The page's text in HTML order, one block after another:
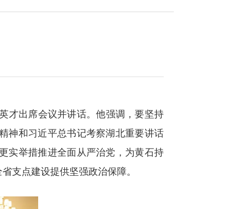
才出席会议并讲话。他强调，要坚持
神和习近平总书记考察湖北重要讲话
实举措推进全面从严治党，为黄石持
支点建设提供坚强政治保障。